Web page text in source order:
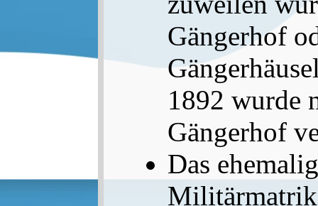
Gängerhof
1892 wurde
Gängerhof
Das